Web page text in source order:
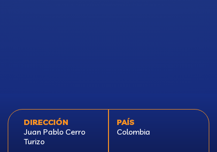
DIRECCIÓN
Juan Pablo Cerro
Turizo
PAÍS
Colombia